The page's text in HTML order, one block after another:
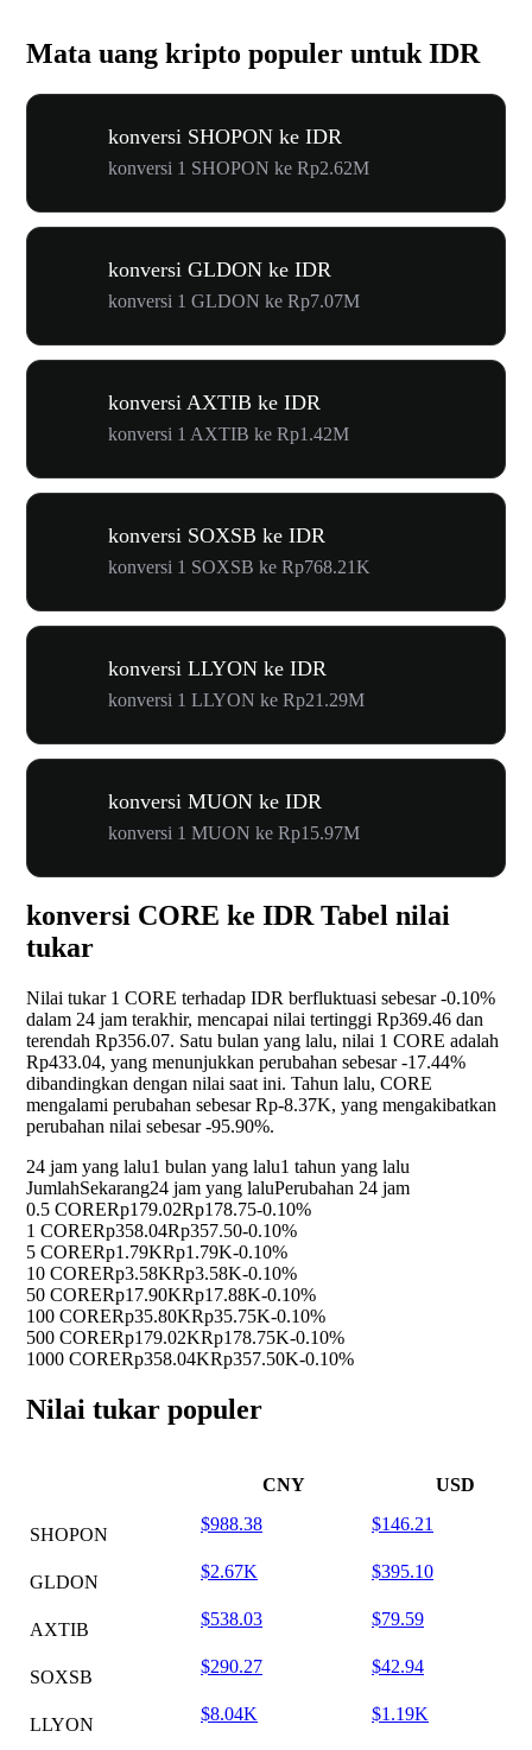
Mata uang kripto populer untuk IDR
konversi SHOPON ke IDR
konversi 1 SHOPON ke Rp2.62M
konversi GLDON ke IDR
konversi 1 GLDON ke Rp7.07M
konversi AXTIB ke IDR
konversi 1 AXTIB ke Rp1.42M
konversi SOXSB ke IDR
konversi 1 SOXSB ke Rp768.21K
konversi LLYON ke IDR
konversi 1 LLYON ke Rp21.29M
konversi MUON ke IDR
konversi 1 MUON ke Rp15.97M
konversi CORE ke IDR Tabel nilai
tukar
Nilai tukar 1 CORE terhadap IDR berfluktuasi sebesar-0.10%
dalam 24 jam terakhir, mencapai nilai tertinggi Rp369.46 dan
terendah Rp356.07. Satu bulan yang lalu, nilai 1 CORE adalah
Rp433.04, yang menunjukkan perubahan sebesar-17.44%
dibandingkan dengan nilai saat ini. Tahun lalu, CORE
mengalami perubahan sebesar Rp-8.37K, yang mengakibatkan
perubahan nilai sebesar-95.90%.
24 jam yang lalu1 bulan yang lalu1 tahun yang lalu
JumlahSekarang24 jam yang laluPerubahan 24 jam
0.5 CORERp179.02Rp178.75-0.10%
1 CORERp358.04Rp357.50-0.10%
5 CORERp1.79KRp1.79K-0.10%
10 CORERp3.58KRp3.58K-0.10%
50 CORERp17.90KRp17.88K-0.10%
100 CORERp35.80KRp35.75K-0.10%
500 CORERp179.02KRp178.75K-0.10%
1000 CORERp358.04KRp357.50K-0.10%
Nilai tukar populer
CNY USD
SHOPON
$988.38 $146.21
GLDON
$2.67K $395.10
AXTIB
$538.03 $79.59
SOXSB
$290.27 $42.94
LLYON
$8.04K $1.19K